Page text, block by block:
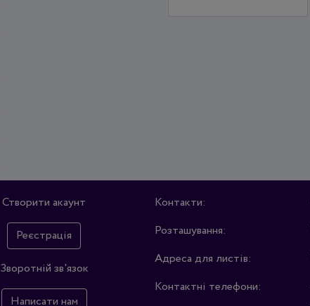
Створити акаунт
Реєстрація
Зворотній зв'язок
Написати нам
Контакти:
Розташування:
Адреса для листів:
Контактні телефони: